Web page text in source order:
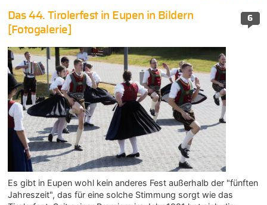
6
Das 44. Tirolerfest in Eupen in Bildern
[Fotogalerie]
Es gibt in Eupen wohl kein anderes Fest außerhalb der "fünften
Jahreszeit", das für eine solche Stimmung sorgt wie das